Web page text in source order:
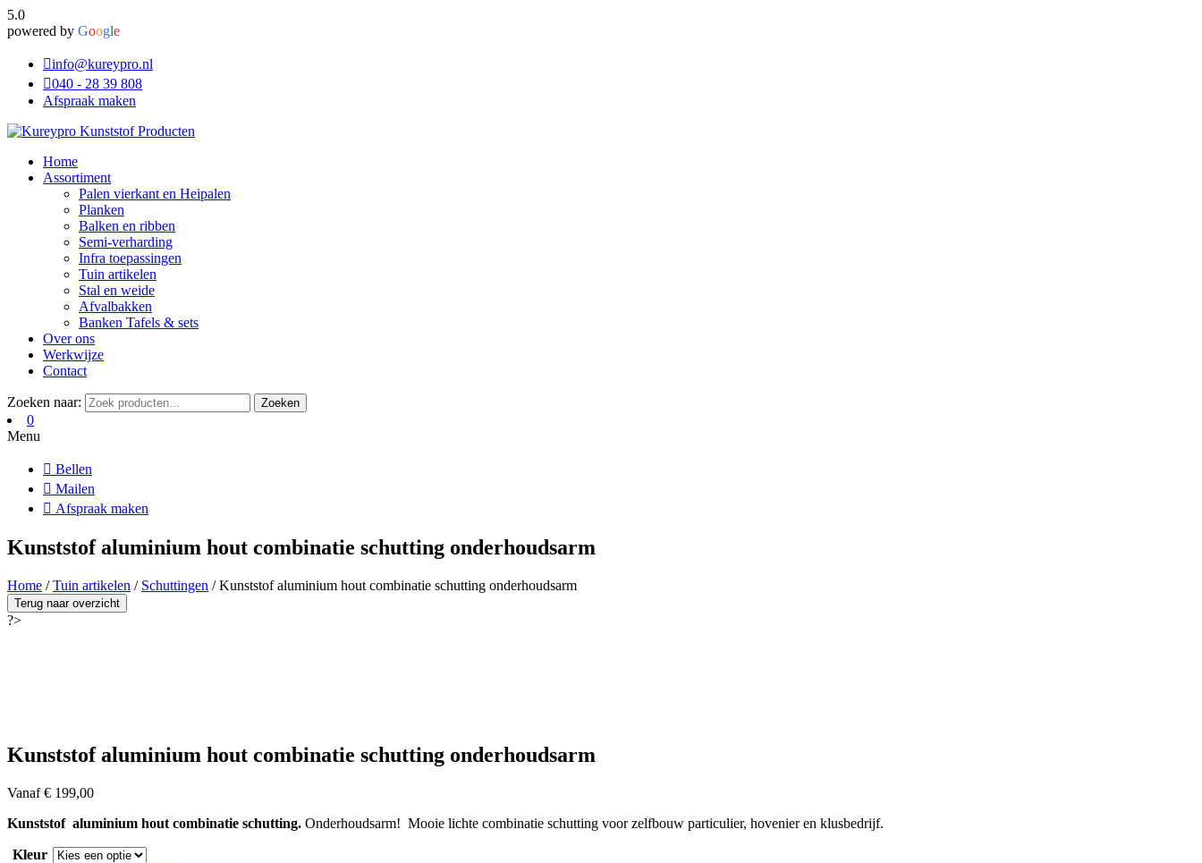
5.0
powered by Google
info@kureypro.nl
040 - 28 39 808
Afspraak maken
Home
Assortiment
Palen vierkant en Heipalen
Planken
Balken en ribben
Semi-verharding
Infra toepassingen
Tuin artikelen
Stal en weide
Afvalbakken
Banken Tafels & sets
Over ons
Werkwijze
Contact
Zoeken naar: Zoeken
0
Menu
Bellen
Mailen
Afspraak maken
Kunststof aluminium hout combinatie schutting onderhoudsarm
Home /Tuin artikelen / Schuttingen / Kunststof aluminium hout combinatie schutting onderhoudsarm
Terug naar overzicht
?>
Kunststof aluminium hout combinatie schutting onderhoudsarm
Vanaf € 199,00
Kunststof aluminium hout combinatie schutting. Onderhoudsarm! Mooie lichte combinatie schutting voor zelfbouw particulier, hovenier en klusbedrijf.
Kleur